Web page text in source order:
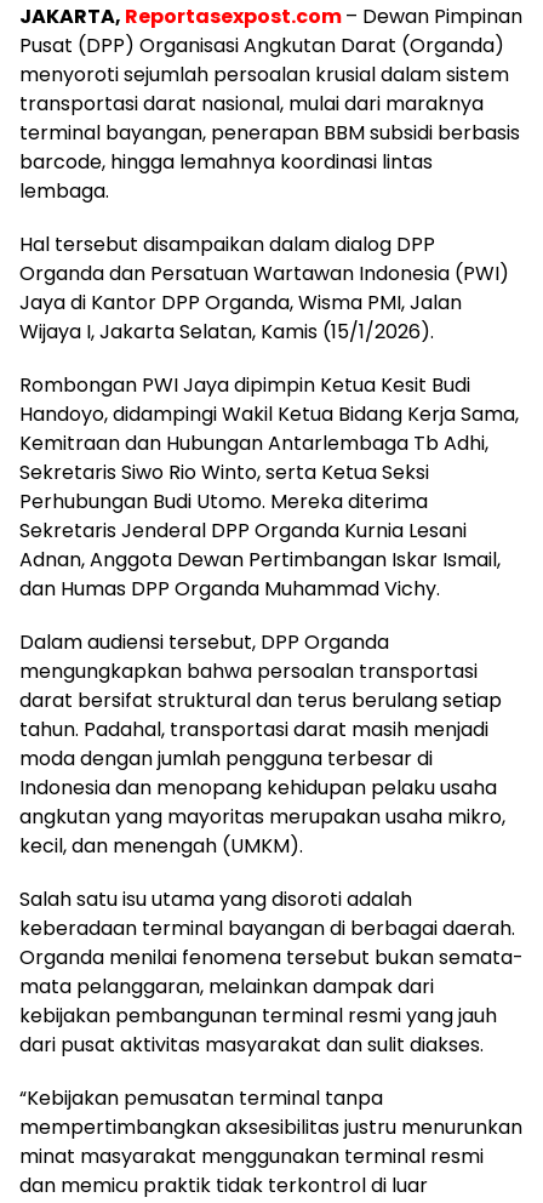
JAKARTA, Reportasexpost.com– Dewan Pimpinan
Pusat (DPP) Organisasi Angkutan Darat (Organda)
menyoroti sejumlah persoalan krusial dalam sistem
transportasi darat nasional, mulai dari maraknya
terminal bayangan, penerapan BBM subsidi berbasis
barcode, hingga lemahnya koordinasi lintas
lembaga.
Hal tersebut disampaikan dalam dialog DPP
Organda dan Persatuan Wartawan Indonesia (PWI)
Jaya di Kantor DPP Organda, Wisma PMI, Jalan
Wijaya I, Jakarta Selatan, Kamis (15/1/2026).
Rombongan PWI Jaya dipimpin Ketua Kesit Budi
Handoyo, didampingi Wakil Ketua Bidang Kerja Sama,
Kemitraan dan Hubungan Antarlembaga Tb Adhi,
Sekretaris Siwo Rio Winto, serta Ketua Seksi
Perhubungan Budi Utomo. Mereka diterima
Sekretaris Jenderal DPP Organda Kurnia Lesani
Adnan, Anggota Dewan Pertimbangan Iskar Ismail,
dan Humas DPP Organda Muhammad Vichy.
Dalam audiensi tersebut, DPP Organda
mengungkapkan bahwa persoalan transportasi
darat bersifat struktural dan terus berulang setiap
tahun. Padahal, transportasi darat masih menjadi
moda dengan jumlah pengguna terbesar di
Indonesia dan menopang kehidupan pelaku usaha
angkutan yang mayoritas merupakan usaha mikro,
kecil, dan menengah (UMKM).
Salah satu isu utama yang disoroti adalah
keberadaan terminal bayangan di berbagai daerah.
Organda menilai fenomena tersebut bukan semata-
mata pelanggaran, melainkan dampak dari
kebijakan pembangunan terminal resmi yang jauh
dari pusat aktivitas masyarakat dan sulit diakses.
“Kebijakan pemusatan terminal tanpa
mempertimbangkan aksesibilitas justru menurunkan
minat masyarakat menggunakan terminal resmi
dan memicu praktik tidak terkontrol di luar